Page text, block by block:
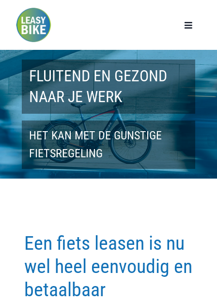
Toggle
Home
Werknemers
Werkgevers
Privé lease
Modellen
Contact
FLUITEND EN GEZOND
NAAR JE WERK
HET KAN MET DE GUNSTIGE
FIETSREGELING
Een fiets leasen is nu
wel heel eenvoudig en
betaalbaar